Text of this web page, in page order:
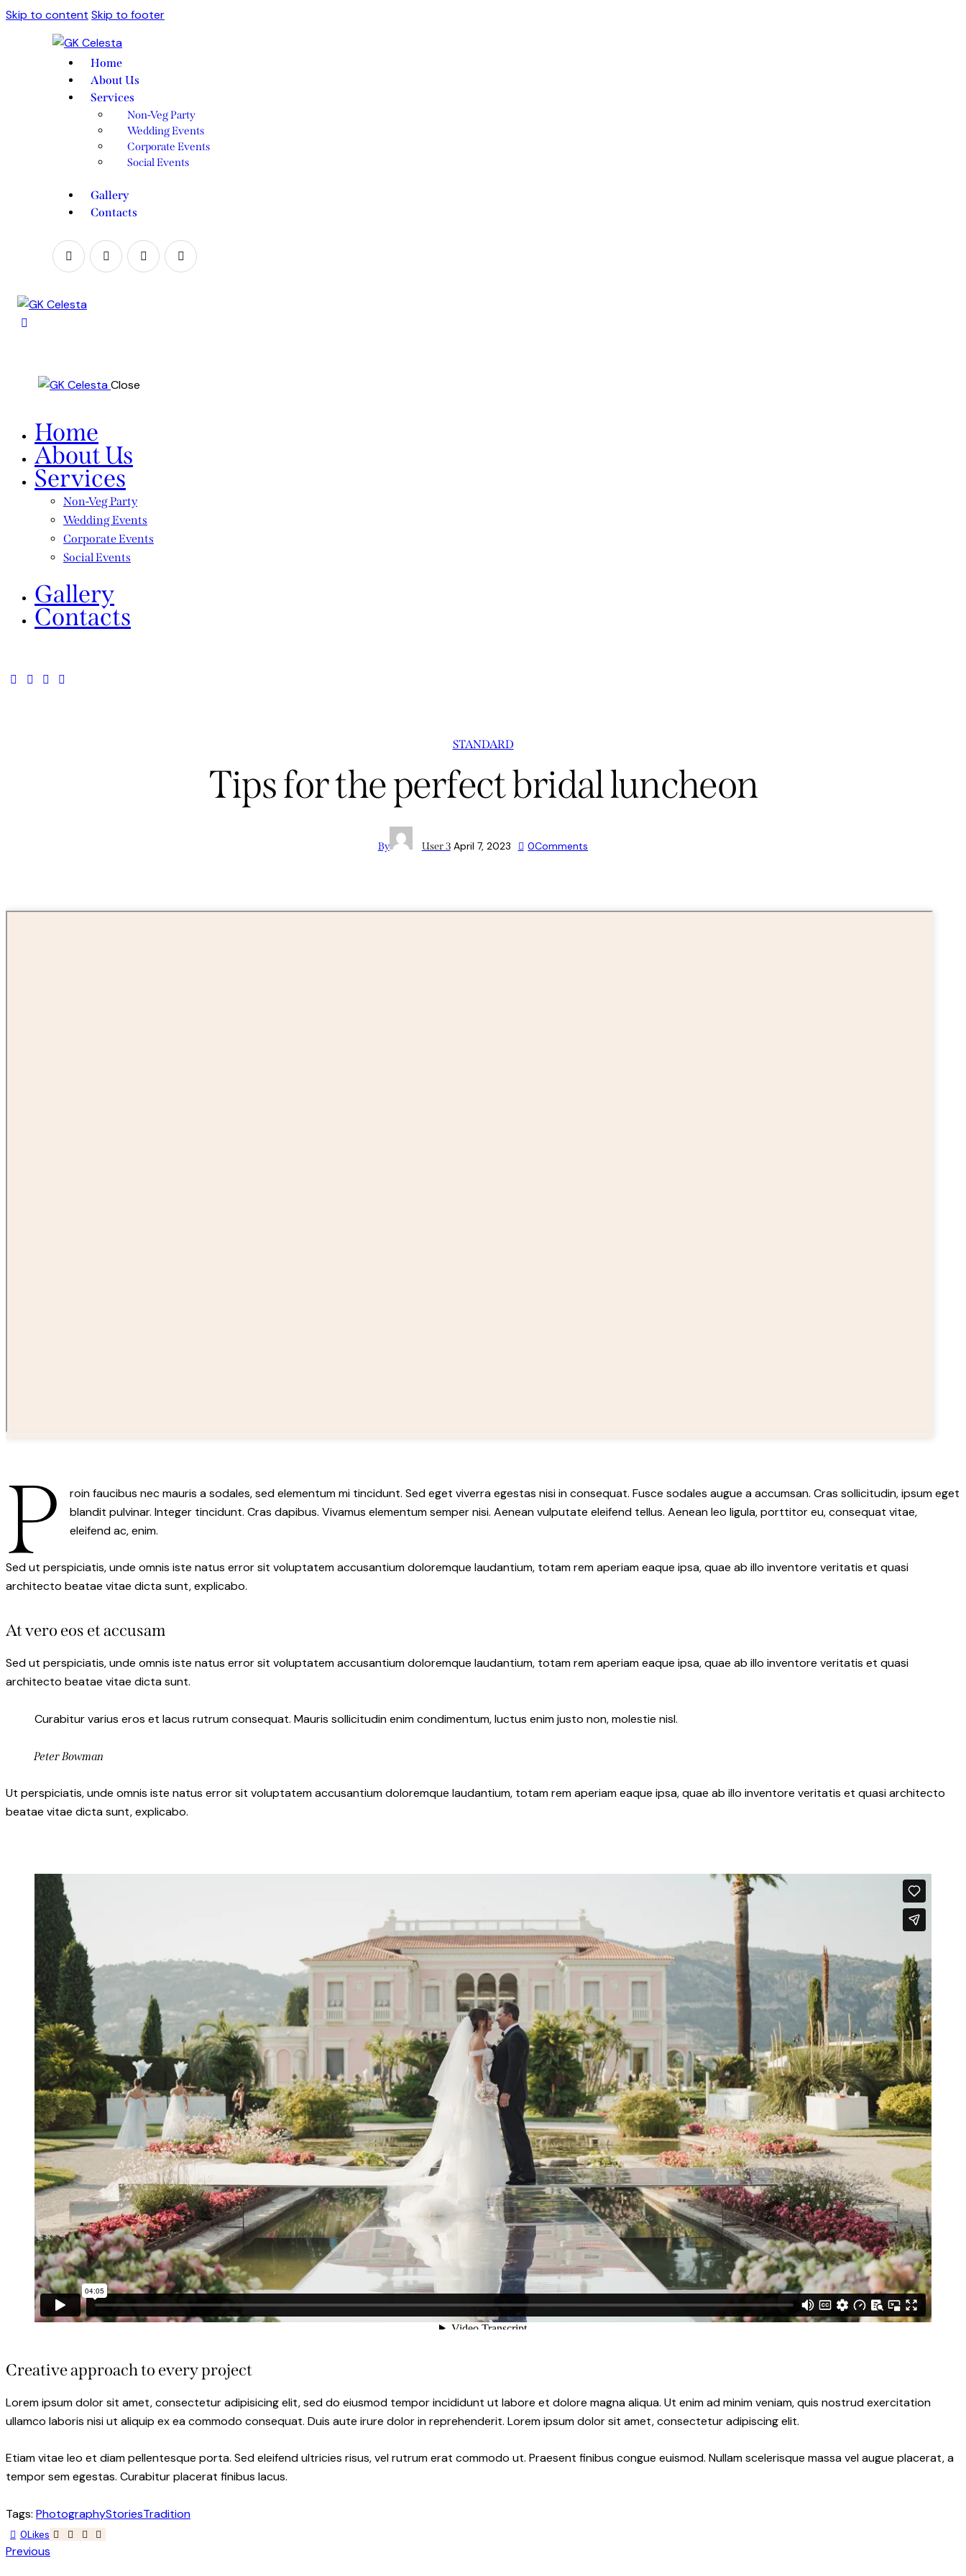
Skip to content Skip to footer
Home
About Us
Services
Non-Veg Party
Wedding Events
Corporate Events
Social Events
Gallery
Contacts
Close
Home
About Us
Services
Non-Veg Party
Wedding Events
Corporate Events
Social Events
Gallery
Contacts
STANDARD
Tips for the perfect bridal luncheon
By User 3 April 7, 2023 0Comments
P
roin faucibus nec mauris a sodales, sed elementum mi tincidunt. Sed eget viverra egestas nisi in consequat. Fusce sodales augue a accumsan. Cras sollicitudin, ipsum eget
blandit pulvinar. Integer tincidunt. Cras dapibus. Vivamus elementum semper nisi. Aenean vulputate eleifend tellus. Aenean leo ligula, porttitor eu, consequat vitae,
eleifend ac, enim.
Sed ut perspiciatis, unde omnis iste natus error sit voluptatem accusantium doloremque laudantium, totam rem aperiam eaque ipsa, quae ab illo inventore veritatis et quasi
architecto beatae vitae dicta sunt, explicabo.
At vero eos et accusam
Sed ut perspiciatis, unde omnis iste natus error sit voluptatem accusantium doloremque laudantium, totam rem aperiam eaque ipsa, quae ab illo inventore veritatis et quasi
architecto beatae vitae dicta sunt.
Curabitur varius eros et lacus rutrum consequat. Mauris sollicitudin enim condimentum, luctus enim justo non, molestie nisl.
Peter Bowman
Ut perspiciatis, unde omnis iste natus error sit voluptatem accusantium doloremque laudantium, totam rem aperiam eaque ipsa, quae ab illo inventore veritatis et quasi architecto
beatae vitae dicta sunt, explicabo.
Creative approach to every project
Lorem ipsum dolor sit amet, consectetur adipisicing elit, sed do eiusmod tempor incididunt ut labore et dolore magna aliqua. Ut enim ad minim veniam, quis nostrud exercitation
ullamco laboris nisi ut aliquip ex ea commodo consequat. Duis aute irure dolor in reprehenderit. Lorem ipsum dolor sit amet, consectetur adipiscing elit.
Etiam vitae leo et diam pellentesque porta. Sed eleifend ultricies risus, vel rutrum erat commodo ut. Praesent finibus congue euismod. Nullam scelerisque massa vel augue placerat, a
tempor sem egestas. Curabitur placerat finibus lacus.
Tags: PhotographyStoriesTradition
0Likes
Post
Previous